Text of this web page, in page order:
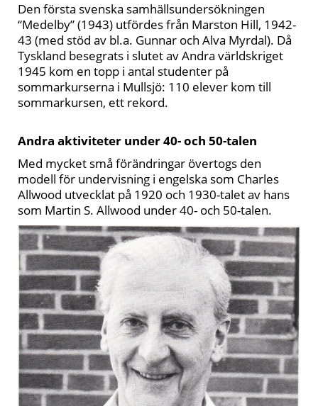
Den första svenska samhällsundersökningen
“Medelby” (1943) utfördes från Marston Hill, 1942-
43 (med stöd av bl.a. Gunnar och Alva Myrdal). Då
Tyskland besegrats i slutet av Andra världskriget
1945 kom en topp i antal studenter på
sommarkurserna i Mullsjö: 110 elever kom till
sommarkursen, ett rekord.
Andra aktiviteter under 40- och 50-talen
Med mycket små förändringar övertogs den
modell för undervisning i engelska som Charles
Allwood utvecklat på 1920 och 1930-talet av hans
som Martin S. Allwood under 40- och 50-talen.